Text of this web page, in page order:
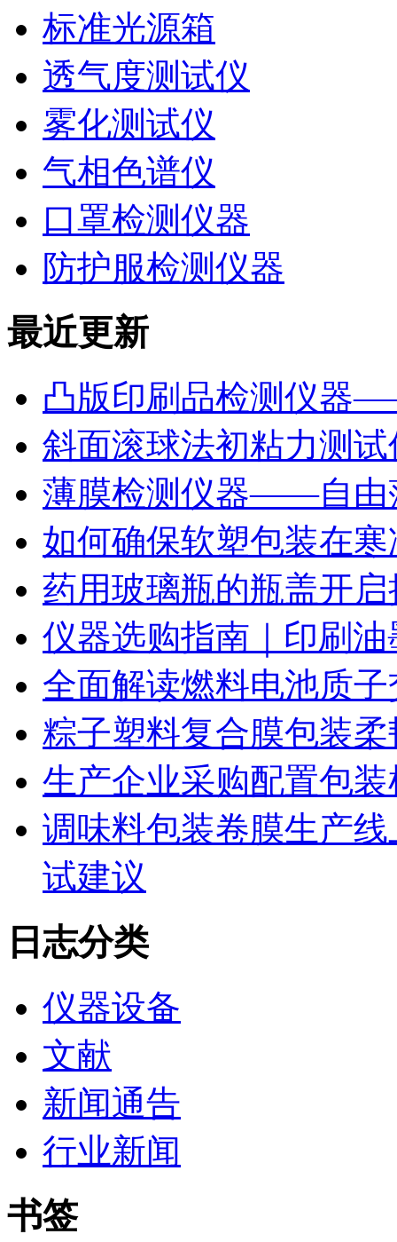
标准光源箱
透气度测试仪
雾化测试仪
气相色谱仪
口罩检测仪器
防护服检测仪器
最近更新
凸版印刷品检测仪器
斜面滚球法初粘力测
薄膜检测仪器——自由
如何确保软塑包装在
药用玻璃瓶的瓶盖开
仪器选购指南｜印刷
全面解读燃料电池质
粽子塑料复合膜包装
生产企业采购配置包
调味料包装卷膜生产
试建议
日志分类
仪器设备
文献
新闻通告
行业新闻
书签